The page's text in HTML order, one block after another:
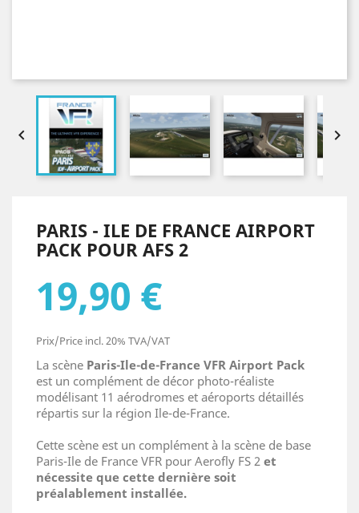
 
PARIS - ILE DE FRANCE AIRPORT
PACK POUR AFS 2
19,90 €
Prix/Price incl. 20% TVA/VAT
La scène Paris-Ile-de-France VFR Airport Pack
est un complément de décor photo-réaliste
modélisant 11 aérodromes et aéroports détaillés
répartis sur la région Ile-de-France.
Cette scène est un complément à la scène de base
Paris-Ile de France VFR pour Aerofly FS 2 et
nécessite que cette dernière soit
préalablement installée.